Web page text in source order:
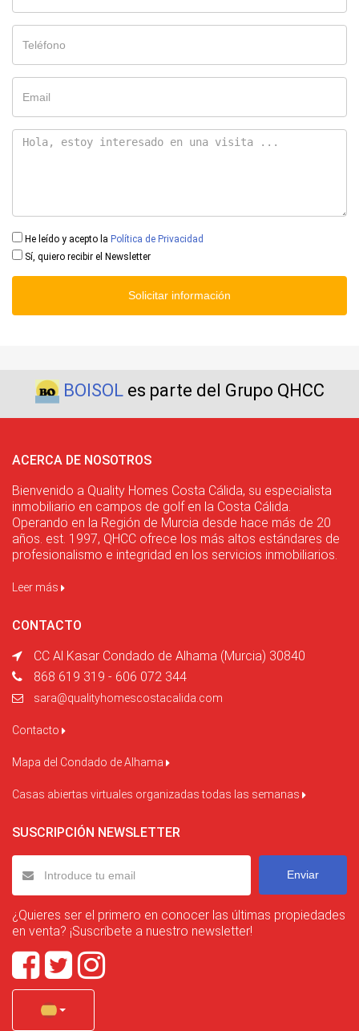
He leído y acepto la Política de Privacidad
Sí, quiero recibir el Newsletter
Solicitar información
BOISOLes parte del Grupo QHCC
ACERCA DE NOSOTROS
Bienvenido a Quality Homes Costa Cálida, su especialista
inmobiliario en campos de golf en la Costa Cálida.
Operando en la Región de Murcia desde hace más de 20
años. est. 1997, QHCC ofrece los más altos estándares de
profesionalismo e integridad en los servicios inmobiliarios.
Leer más
CONTACTO
CC Al Kasar Condado de Alhama (Murcia) 30840
868 619 319 - 606 072 344
sara@qualityhomescostacalida.com
Contacto
Mapa del Condado de Alhama
Casas abiertas virtuales organizadas todas las semanas
SUSCRIPCIÓN NEWSLETTER
Enviar
¿Quieres ser el primero en conocer las últimas propiedades
en venta? ¡Suscríbete a nuestro newsletter!